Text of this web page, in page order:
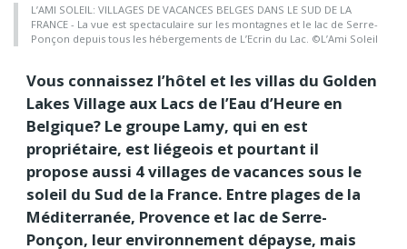
L’AMI SOLEIL: VILLAGES DE VACANCES BELGES DANS LE SUD DE LA
FRANCE - La vue est spectaculaire sur les montagnes et le lac de Serre-
Ponçon depuis tous les hébergements de L’Ecrin du Lac. ©L’Ami Soleil
Vous connaissez l’hôtel et les villas du Golden
Lakes Village aux Lacs de l’Eau d’Heure en
Belgique? Le groupe Lamy, qui en est
propriétaire, est liégeois et pourtant il
propose aussi 4 villages de vacances sous le
soleil du Sud de la France. Entre plages de la
Méditerranée, Provence et lac de Serre-
Ponçon, leur environnement dépayse, mais